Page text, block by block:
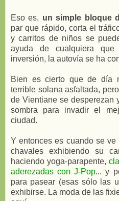
Eso es, un simple bloque
par que rápido, corta el
y carritos de niños se
ayuda de cualquiera
inversión, la autovía se ha
Bien es cierto que de día
terrible solana asfaltada,
de Vientiane se desperezan
sombra para invadir el
ciudad.
Y entonces es cuando se
chavales exhibiendo su
haciendo yoga-parapente,
aderezadas con J-Pop... y
para pasear (esas sólo las
exhibirse. La moda de las